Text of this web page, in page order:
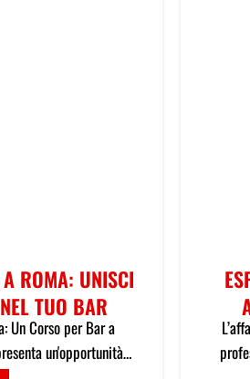
ROMA: UNISCI
TUO BAR
Un Corso per Bar a
un'opportunità